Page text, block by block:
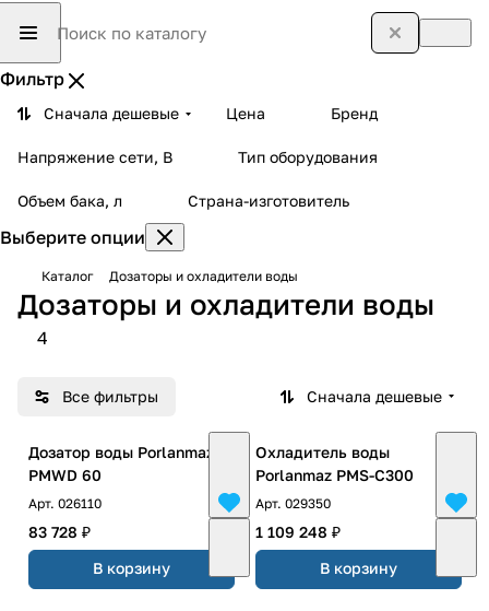
Фильтр
Сначала дешевые Цена Бренд
Напряжение сети, В Тип оборудования
Объем бака, л Страна-изготовитель
Выберите опции
Каталог Дозаторы и охладители воды
Дозаторы и охладители воды
4
Все фильтры Сначала дешевые
Дозатор воды Porlanmaz
PMWD 60
Арт. 026110
83 728 ₽
В корзину
Охладитель воды
Porlanmaz PMS-C300
Арт. 029350
1 109 248 ₽
В корзину